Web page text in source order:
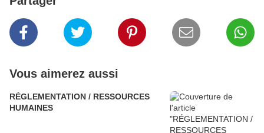
Vous aimerez aussi
RÉGLEMENTATION / RESSOURCES
HUMAINES